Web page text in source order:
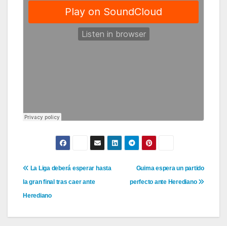
Navegación
de
entradas
Guima espera un partido
perfecto ante Herediano
La Liga deberá esperar hasta
la gran final tras caer ante
Herediano